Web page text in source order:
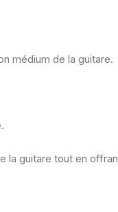
médium de la guitare.
guitare tout en